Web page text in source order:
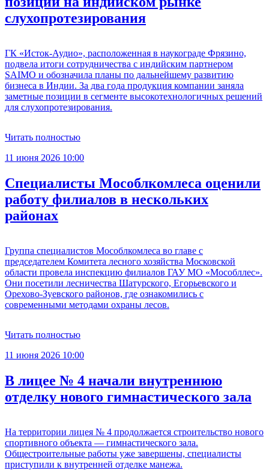
слухопротезирования
ГК «Исток-Аудио», расположенная в наукограде Фрязино,
подвела итоги сотрудничества с индийским партнером
SAIMO и обозначила планы по дальнейшему развитию
бизнеса в Индии. За два года продукция компании заняла
заметные позиции в сегменте высокотехнологичных решений
для слухопротезирования.
Читать полностью
11 июня 2026 10:00
Специалисты Мособлкомлеса оценили
работу филиалов в нескольких
районах
Группа специалистов Мособлкомлеса во главе с
председателем Комитета лесного хозяйства Московской
области провела инспекцию филиалов ГАУ МО «Мособллес».
Они посетили лесничества Шатурского, Егорьевского и
Орехово-Зуевского районов, где ознакомились с
современными методами охраны лесов.
Читать полностью
11 июня 2026 10:00
В лицее № 4 начали внутреннюю
отделку нового гимнастического зала
На территории лицея № 4 продолжается строительство нового
спортивного объекта — гимнастического зала.
Общестроительные работы уже завершены, специалисты
приступили к внутренней отделке манежа.